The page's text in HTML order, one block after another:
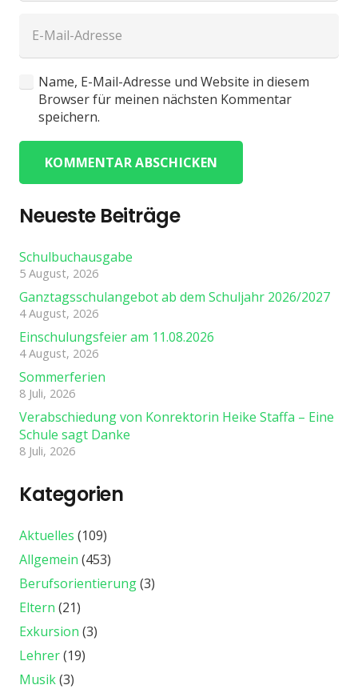
Name, E-Mail-Adresse und Website in diesem
Browser für meinen nächsten Kommentar
speichern.
KOMMENTAR ABSCHICKEN
Neueste Beiträge
Schulbuchausgabe
5 August, 2026
Ganztagsschulangebot ab dem Schuljahr 2026/2027
4 August, 2026
Einschulungsfeier am 11.08.2026
4 August, 2026
Sommerferien
8 Juli, 2026
Verabschiedung von Konrektorin Heike Staffa – Eine
Schule sagt Danke
8 Juli, 2026
Kategorien
Aktuelles (109)
Allgemein (453)
Berufsorientierung(3)
Eltern (21)
Exkursion (3)
Lehrer(19)
Musik(3)